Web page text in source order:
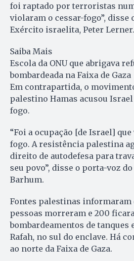
foi raptado por terroristas
violaram o cessar-fogo”, disse
Exército israelita, Peter Lerner.
Saiba Mais
Escola da ONU que abrigava
bombardeada na Faixa de Gaza
Em contrapartida, o
palestino Hamas acusou
fogo.
“Foi a ocupação [de Israel]
fogo. A resistência palestina
direito de autodefesa para
seu povo”, disse o porta-voz
Barhum.
Fontes palestinas informaram
pessoas morreram e 200
bombardeamentos de tanques
Rafah, no sul do enclave. Há
ao norte da Faixa de Gaza.